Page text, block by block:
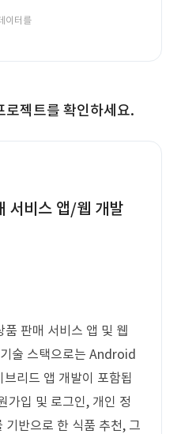
이터를
로젝트를 확인하세요.
서비스 앱/웹 개발
판매 서비스 앱 및 웹
술 스택으로는 Android
리드 앱 개발이 포함됩
가입 및 로그인, 개인 정
기반으로 한 식품 추천, 그